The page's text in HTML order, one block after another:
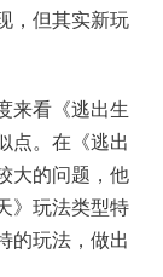
，但其实新玩
来看《逃出生
点。在《逃出
大的问题，他
》玩法类型特
的玩法，做出